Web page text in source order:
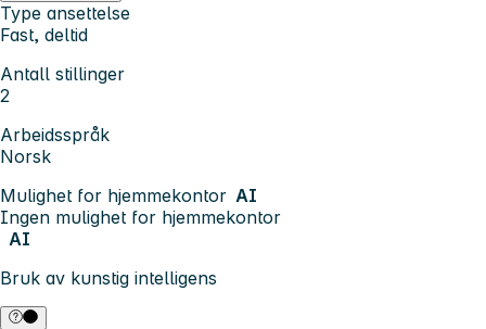
Type ansettelse
Fast, deltid
Antall stillinger
2
Arbeidsspråk
Norsk
Mulighet for hjemmekontor AI
Ingen mulighet for hjemmekontor
AI
Bruk av kunstig intelligens